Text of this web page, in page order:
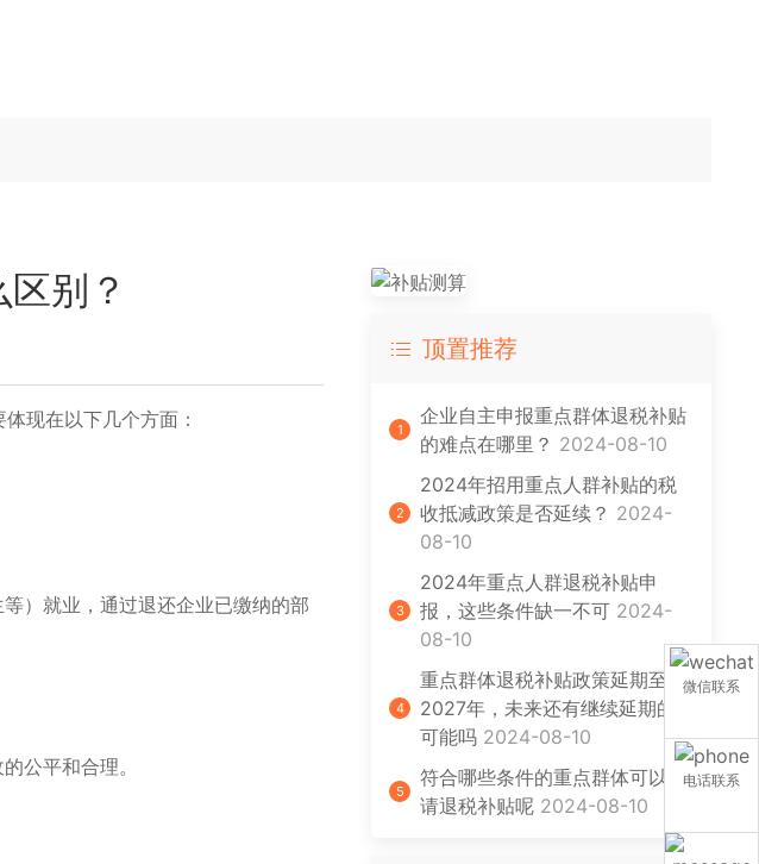
别？
现在以下几个方面：
）就业，通过退还企业已缴纳的部
公平和合理。
顶置推荐
1
企业自主申报重点群体退税补贴
的难点在哪里？ 2024-08-10
2
2024年招用重点人群补贴的税
收抵减政策是否延续？ 2024-
08-10
3
2024年重点人群退税补贴申
报，这些条件缺一不可 2024-
08-10
4
重点群体退税补贴政策延期至
2027年，未来还有继续延期的
可能吗 2024-08-10
5
符合哪些条件的重点群体可以申
请退税补贴呢 2024-08-10
微信联系
电话联系